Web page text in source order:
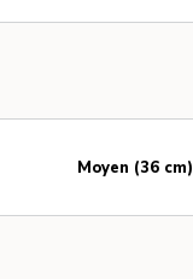
Moyen (36 cm)